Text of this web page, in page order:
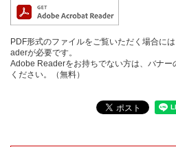
PDF形式のファイルをご覧いただく場合に
aderが必要です。
Adobe Readerをお持ちでない方は、バナー
ください。（無料）